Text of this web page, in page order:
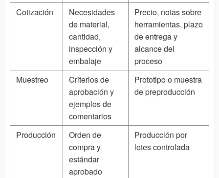
Cotización
Necesidades
de material,
cantidad,
inspección y
embalaje
Precio, notas sobre
herramientas, plazo
de entrega y
alcance del
proceso
Muestreo
Criterios de
aprobación y
ejemplos de
comentarios
Prototipo o muestra
de preproducción
Producción
Orden de
compra y
estándar
aprobado
Producción por
lotes controlada